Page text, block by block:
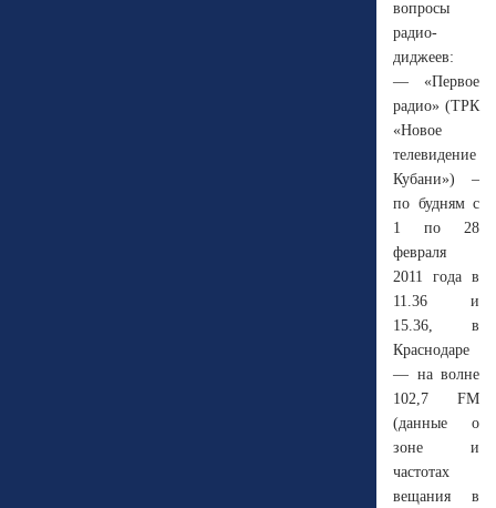
вопросы
радио-
диджеев:
— «Первое
радио» (ТРК
«Новое
телевидение
Кубани») –
по будням с
1 по 28
февраля
2011 года в
11.36 и
15.36, в
Краснодаре
— на волне
102,7 FM
(данные о
зоне и
частотах
вещания в